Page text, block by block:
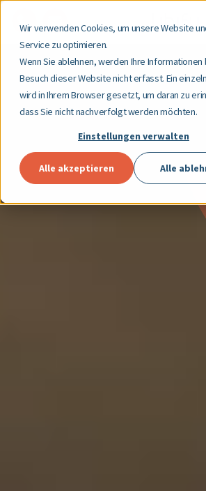
Wir verwenden Cookies, um unsere Website
Service zu optimieren.
Wenn Sie ablehnen, werden Ihre Informationen
Besuch dieser Website nicht erfasst. Ein
wird in Ihrem Browser gesetzt, um daran zu
dass Sie nicht nachverfolgt werden möchten.
Einstellungen verwalten
Alle akzeptieren Alle